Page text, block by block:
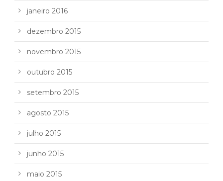
janeiro 2016
dezembro 2015
novembro 2015
outubro 2015
setembro 2015
agosto 2015
julho 2015
junho 2015
maio 2015